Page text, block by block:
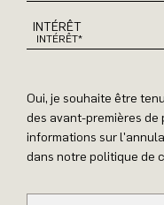
INTÉRÊT
Oui, je souhaite être
des avant-premières de
informations sur
dans notre politique de